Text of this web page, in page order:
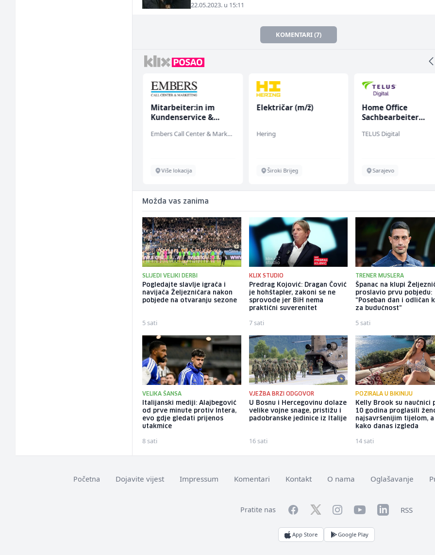
22.05.2023. u 15:11
KOMENTARI (7)
Mitarbeiter:in im
Kundenservice &
Embers Call Center & Marketing
Više lokacija
Električar (m/ž)
Hering
Široki Brijeg
Home Office
Sachbearbeiter
bekannten
TELUS Digital
Sarajevo
Možda vas zanima
SLIJEDI VELIKI DERBI
Pogledajte slavlje igrača i
navijača Željezničara nakon
pobjede na otvaranju sezone
5 sati
KLIX STUDIO
Predrag Kojović: Dragan Čović
je hohštapler, zakoni se ne
sprovode jer BiH nema
praktični suverenitet
7 sati
TRENER MUSLERA
Španac na klupi
proslavio prvu pobjedu:
"Poseban dan i odličan
za budućnost"
5 sati
VELIKA ŠANSA
Italijanski mediji: Alajbegović
od prve minute protiv Intera,
evo gdje gledati prijenos
utakmice
8 sati
VJEŽBA BRZI ODGOVOR
U Bosnu i Hercegovinu dolaze
velike vojne snage, pristižu i
padobranske jedinice iz Italije
16 sati
POZIRALA U BIKINIJU
Kelly Brook su naučnici
10 godina proglasili
najsavršenijim tijelom,
kako danas izgleda
14 sati
Početna Dojavite vijest Impressum Komentari Kontakt O nama Oglašavanje
Pratite nas FacebookTwitterInstagramYouTubeLinkedInRSS
App Store Google Play